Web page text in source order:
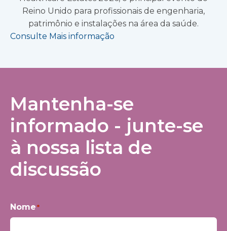
Reino Unido para profissionais de engenharia,
patrimônio e instalações na área da saúde.
Consulte Mais informação
Mantenha-se
informado - junte-se
à nossa lista de
discussão
Nome*